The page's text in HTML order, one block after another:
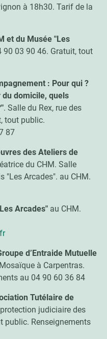
à 18h30. Tarif de la
et du Musée "Les
90 03 90 46. Gratuit, tout
: Pour qui ?
du domicile, quels
. Salle du Rex, rue des
tout public.
87
des Ateliers de
du CHM. Salle
"Les Arcades". au CHM.
Arcades"au CHM.
d’Entraide Mutuelle
à Carpentras.
au 04 90 60 36 84
Tutélaire de
judiciaire des
public. Renseignements